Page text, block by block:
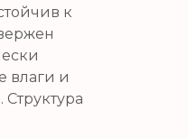
к
влаги и